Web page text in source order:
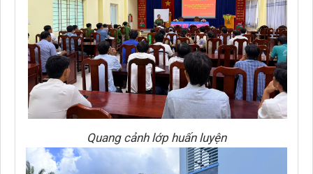
Quang cảnh lớp huấn luyện